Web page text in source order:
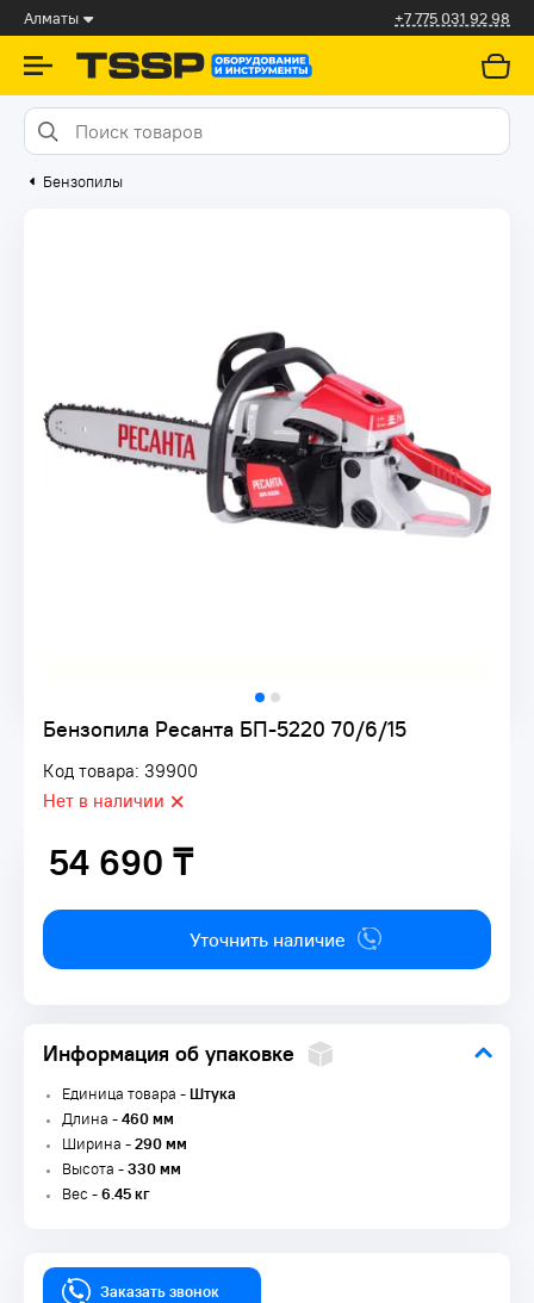
Алматы +7 775 031 92 98
Бензопилы
Бензопила Ресанта БП-5220 70/6/15
Код товара: 39900
Нет в наличии
54 690 ₸
54 690 ₸
Уточнить наличие
Информация об упаковке
Единица товара -Штука
Длина -460 мм
Ширина -290 мм
Высота -330 мм
Вес -6.45 кг
Заказать звонок